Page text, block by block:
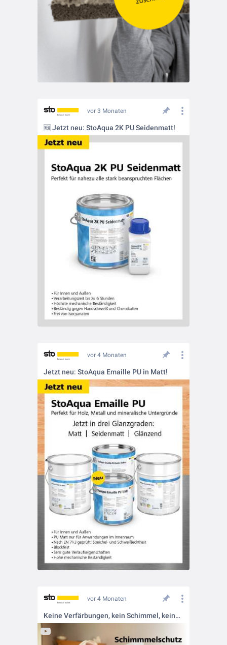
vor 3 Monaten
🆕 Jetzt neu: StoAqua 2K PU Seidenmatt!
vor 4 Monaten
Jetzt neu: StoAqua Emaille PU in Matt!
vor 4 Monaten
Keine Verfärbungen, kein Schimmel, keine Probleme. 💪